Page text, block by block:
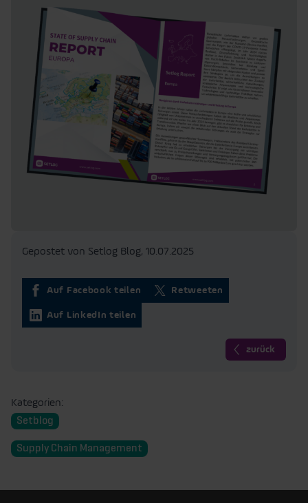
Gepostet von Setlog Blog, 10.07.2025
Auf Facebook teilen Retweeten
Auf LinkedIn teilen
zurück
Kategorien:
Setblog
Supply Chain Management